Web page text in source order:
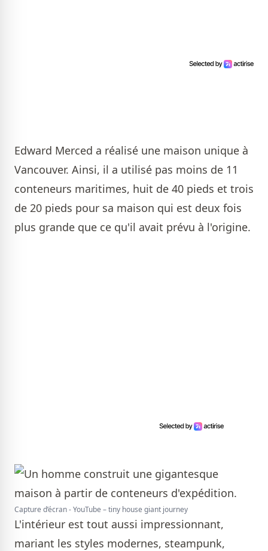
Edward Merced a réalisé une maison unique à
Vancouver. Ainsi, il a utilisé pas moins de 11
conteneurs maritimes, huit de 40 pieds et trois
de 20 pieds pour sa maison qui est deux fois
plus grande que ce qu'il avait prévu à l'origine.
Capture d’écran - YouTube – tiny house giant journey
L'intérieur est tout aussi impressionnant,
mariant les styles modernes, steampunk,